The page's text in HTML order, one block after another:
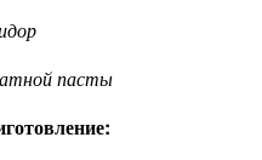
пасты